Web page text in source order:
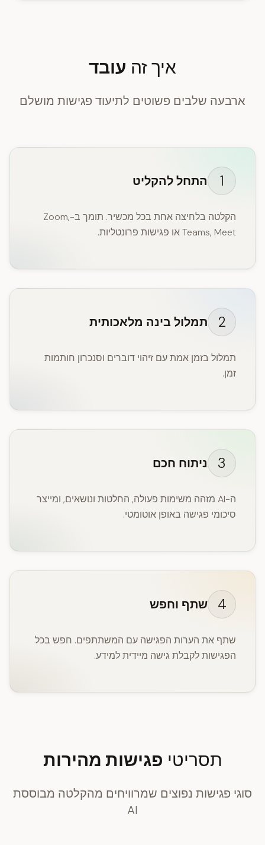
איך זה עובד
ארבעה שלבים פשוטים לתיעוד פגישות מושלם
1 התחל להקליט
הקלטה בלחיצה אחת בכל מכשיר. תומך ב-Zoom,
Teams, Meet או פגישות פרונטליות.
2 תמלול בינה מלאכותית
תמלול בזמן אמת עם זיהוי דוברים וסנכרון חותמות
זמן.
3 ניתוח חכם
ה-AI מזהה משימות פעולה, החלטות ונושאים, ומייצר
סיכומי פגישה באופן אוטומטי.
4 שתף וחפש
שתף את הערות הפגישה עם המשתתפים. חפש בכל
הפגישות לקבלת גישה מיידית למידע.
תסריטי פגישות מהירות
סוגי פגישות נפוצים שמרוויחים מהקלטה מבוססת
AI